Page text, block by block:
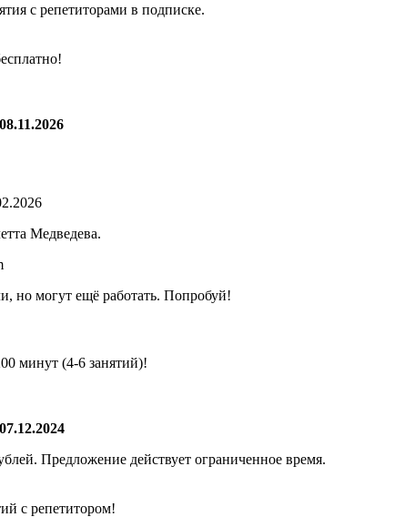
с репетиторами в подписке.
Медведева.
но могут ещё работать. Попробуй!
минут (4-6 занятий)!
Предложение действует ограниченное время.
с репетитором!